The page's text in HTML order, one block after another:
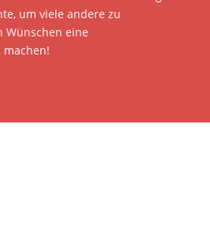
um viele andere zu
Wünschen eine
machen!